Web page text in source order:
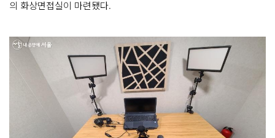
의 화상면접실이 마련됐다.